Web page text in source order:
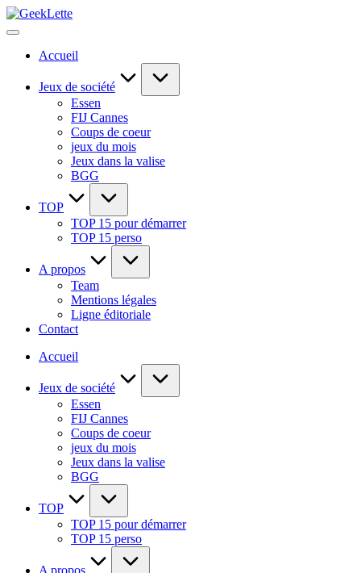
Skip
to
GeekLette
blog
Accueil
Jeux de société
Essen
FIJ Cannes
Coups de coeur
jeux du mois
Jeux dans la valise
BGG
TOP
TOP 15 pour démarrer
TOP 15 perso
A propos
Team
Mentions légales
Ligne éditoriale
Contact
Accueil
Jeux de société
Essen
FIJ Cannes
Coups de coeur
jeux du mois
Jeux dans la valise
BGG
TOP
TOP 15 pour démarrer
TOP 15 perso
A propos